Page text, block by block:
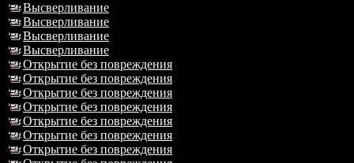
Высверливание
Высверливание
Высверливание
Высверливание
Открытие без повреждения
Открытие без повреждения
Открытие без повреждения
Открытие без повреждения
Открытие без повреждения
Открытие без повреждения
Открытие без повреждения